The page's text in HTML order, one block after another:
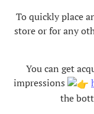
To quickly place
store or for any
You can get
impressions
the